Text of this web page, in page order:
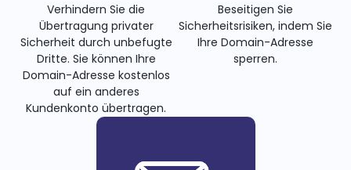
Verhindern Sie die
Übertragung privater
Sicherheit durch unbefugte
Dritte. Sie können Ihre
Domain-Adresse kostenlos
auf ein anderes
Kundenkonto übertragen.
Beseitigen Sie
Sicherheitsrisiken, indem Sie
Ihre Domain-Adresse
sperren.